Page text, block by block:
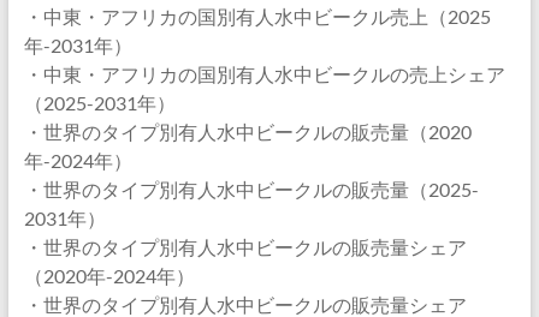
・中東・アフリカの国別有人水中ビークル売上（2025
年-2031年）
・中東・アフリカの国別有人水中ビークルの売上シェア
（2025-2031年）
・世界のタイプ別有人水中ビークルの販売量（2020
年-2024年）
・世界のタイプ別有人水中ビークルの販売量（2025-
2031年）
・世界のタイプ別有人水中ビークルの販売量シェア
（2020年-2024年）
・世界のタイプ別有人水中ビークルの販売量シェア